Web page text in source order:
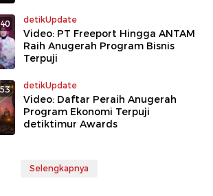
detikUpdate
Video: PT Freeport Hingga ANTAM
Raih Anugerah Program Bisnis
Terpuji
detikUpdate
Video: Daftar Peraih Anugerah
Program Ekonomi Terpuji
detiktimur Awards
Selengkapnya